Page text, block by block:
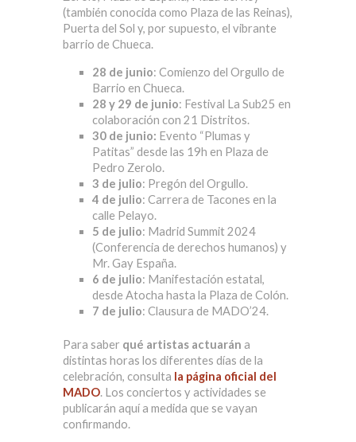
(también conocida como Plaza de las Reinas),
Puerta del Sol y, por supuesto, el vibrante
barrio de Chueca.
28 de junio: Comienzo del Orgullo de
Barrio en Chueca.
28 y 29 de junio: Festival La Sub25 en
colaboración con 21 Distritos.
30 de junio: Evento “Plumas y
Patitas” desde las 19h en Plaza de
Pedro Zerolo.
3 de julio: Pregón del Orgullo.
4 de julio: Carrera de Tacones en la
calle Pelayo.
5 de julio: Madrid Summit 2024
(Conferencia de derechos humanos) y
Mr. Gay España.
6 de julio: Manifestación estatal,
desde Atocha hasta la Plaza de Colón.
7 de julio: Clausura de MADO’24.
Para saber qué artistas actuarán a
distintas horas los diferentes días de la
celebración, consulta la página oficial del
MADO. Los conciertos y actividades se
publicarán aquí a medida que se vayan
confirmando.